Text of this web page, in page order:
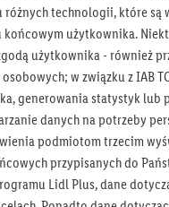
na
Otrzymuj newsletter Lidla
Zapisz się!
technologii, które są
użytkownika.
użytkownika - również
w związku z IAB
generowania statystyk lub
danych na potrzeby
podmiotom trzecim
przypisanych do
Lidl Plus, dane